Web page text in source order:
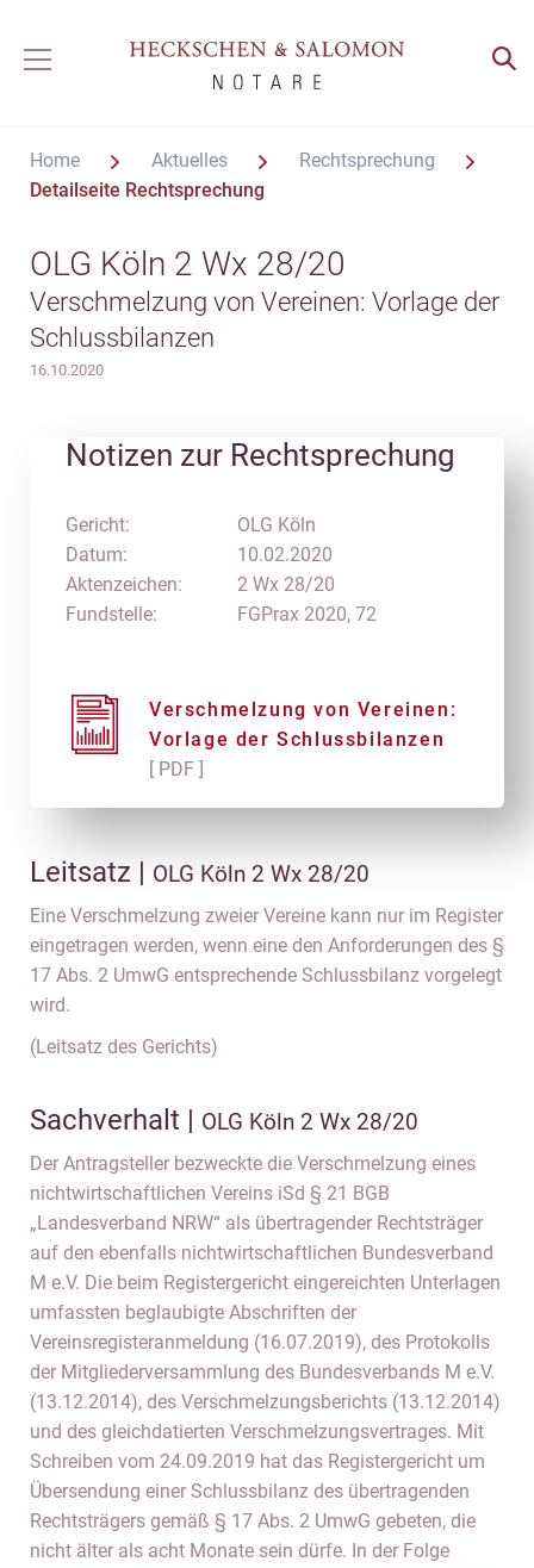
Home Aktuelles
Rechtsprechung
Detailseite Rechtsprechung
OLG Köln 2 Wx 28/20
Verschmelzung von Vereinen: Vorlage der
Schlussbilanzen
16.10.2020
Notizen zur Rechtsprechung
Gericht:
Datum:
Aktenzeichen:
Fundstelle:
OLG Köln
10.02.2020
2 Wx 28/20
FGPrax 2020, 72
Verschmelzung von Vereinen:
Vorlage der Schlussbilanzen
[ PDF ]
Leitsatz | OLG Köln 2 Wx 28/20
Eine Verschmelzung zweier Vereine kann nur im Register
eingetragen werden, wenn eine den Anforderungen des §
17 Abs. 2 UmwG entsprechende Schlussbilanz vorgelegt
wird.
(Leitsatz des Gerichts)
Sachverhalt | OLG Köln 2 Wx 28/20
Der Antragsteller bezweckte die Verschmelzung eines
nichtwirtschaftlichen Vereins iSd § 21 BGB
„Landesverband NRW“ als übertragender Rechtsträger
auf den ebenfalls nichtwirtschaftlichen Bundesverband
M e.V. Die beim Registergericht eingereichten Unterlagen
umfassten beglaubigte Abschriften der
Vereinsregisteranmeldung (16.07.2019), des Protokolls
der Mitgliederversammlung des Bundesverbands M e.V.
(13.12.2014), des Verschmelzungsberichts (13.12.2014)
und des gleichdatierten Verschmelzungsvertrages. Mit
Schreiben vom 24.09.2019 hat das Registergericht um
Übersendung einer Schlussbilanz des übertragenden
Rechtsträgers gemäß § 17 Abs. 2 UmwG gebeten, die
nicht älter als acht Monate sein dürfe. In der Folge